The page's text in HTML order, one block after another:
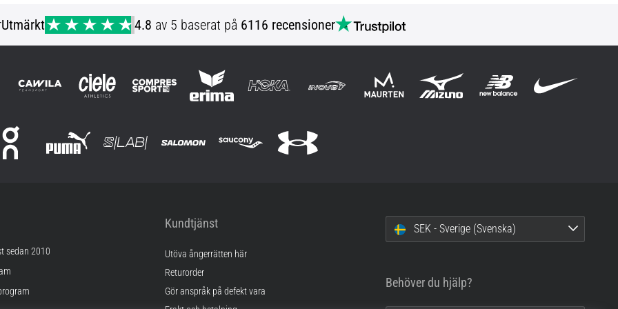
Utmärkt 4.8 av 5 baserat på 6116 recensioner
sedan 2010
Kundtjänst
Utöva ångerrätten här
Returorder
Gör anspråk på defekt vara
SEK - Sverige (Svenska)
Behöver du hjälp?